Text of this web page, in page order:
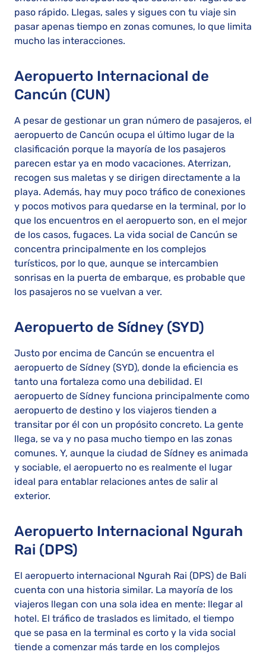
paso rápido. Llegas, sales y sigues con tu viaje sin
pasar apenas tiempo en zonas comunes, lo que limita
mucho las interacciones.
Aeropuerto Internacional de
Cancún (CUN)
A pesar de gestionar un gran número de pasajeros, el
aeropuerto de Cancún ocupa el último lugar de la
clasificación porque la mayoría de los pasajeros
parecen estar ya en modo vacaciones. Aterrizan,
recogen sus maletas y se dirigen directamente a la
playa. Además, hay muy poco tráfico de conexiones
y pocos motivos para quedarse en la terminal, por lo
que los encuentros en el aeropuerto son, en el mejor
de los casos, fugaces. La vida social de Cancún se
concentra principalmente en los complejos
turísticos, por lo que, aunque se intercambien
sonrisas en la puerta de embarque, es probable que
los pasajeros no se vuelvan a ver.
Aeropuerto de Sídney (SYD)
Justo por encima de Cancún se encuentra el
aeropuerto de Sídney (SYD), donde la eficiencia es
tanto una fortaleza como una debilidad. El
aeropuerto de Sídney funciona principalmente como
aeropuerto de destino y los viajeros tienden a
transitar por él con un propósito concreto. La gente
llega, se va y no pasa mucho tiempo en las zonas
comunes. Y, aunque la ciudad de Sídney es animada
y sociable, el aeropuerto no es realmente el lugar
ideal para entablar relaciones antes de salir al
exterior.
Aeropuerto Internacional Ngurah
Rai (DPS)
El aeropuerto internacional Ngurah Rai (DPS) de Bali
cuenta con una historia similar. La mayoría de los
viajeros llegan con una sola idea en mente: llegar al
hotel. El tráfico de traslados es limitado, el tiempo
que se pasa en la terminal es corto y la vida social
tiende a comenzar más tarde en los complejos